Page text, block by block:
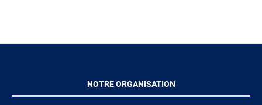
NOTRE ORGANISATION